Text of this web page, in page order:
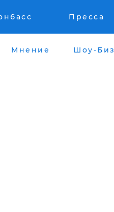
Пресса
Мнение Шоу-Биз